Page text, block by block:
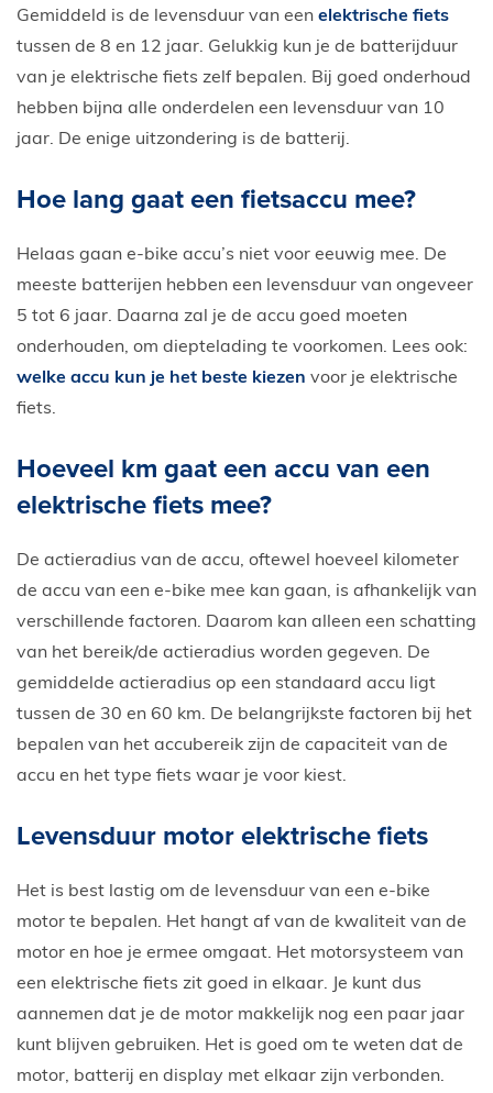
Gemiddeld is de levensduur van een elektrische fiets
tussen de 8 en 12 jaar. Gelukkig kun je de batterijduur
van je elektrische fiets zelf bepalen. Bij goed onderhoud
hebben bijna alle onderdelen een levensduur van 10
jaar. De enige uitzondering is de batterij.
Hoe lang gaat een fietsaccu mee?
Helaas gaan e-bike accu’s niet voor eeuwig mee. De
meeste batterijen hebben een levensduur van ongeveer
5 tot 6 jaar. Daarna zal je de accu goed moeten
onderhouden, om dieptelading te voorkomen. Lees ook:
welke accu kun je het beste kiezen voor je elektrische
fiets.
Hoeveel km gaat een accu van een
elektrische fiets mee?
De actieradius van de accu, oftewel hoeveel kilometer
de accu van een e-bike mee kan gaan, is afhankelijk van
verschillende factoren. Daarom kan alleen een schatting
van het bereik/de actieradius worden gegeven. De
gemiddelde actieradius op een standaard accu ligt
tussen de 30 en 60 km. De belangrijkste factoren bij het
bepalen van het accubereik zijn de capaciteit van de
accu en het type fiets waar je voor kiest.
Levensduur motor elektrische fiets
Het is best lastig om de levensduur van een e-bike
motor te bepalen. Het hangt af van de kwaliteit van de
motor en hoe je ermee omgaat. Het motorsysteem van
een elektrische fiets zit goed in elkaar. Je kunt dus
aannemen dat je de motor makkelijk nog een paar jaar
kunt blijven gebruiken. Het is goed om te weten dat de
motor, batterij en display met elkaar zijn verbonden.